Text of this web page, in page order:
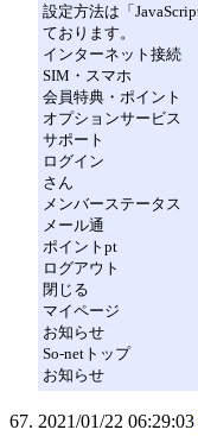
設定方法は「
ております。
インターネット接続
SIM・スマホ
会員特典・ポイント
オプションサービス
サポート
ログイン
さん
メンバーステータス
メール通
ポイントpt
ログアウト
閉じる
マイページ
お知らせ
So-netトップ
お知らせ
2021/01/22 06:29:03